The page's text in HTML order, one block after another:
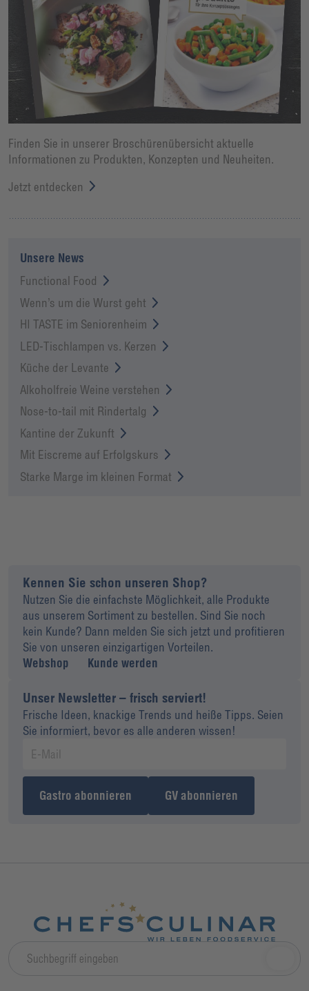
Finden Sie in unserer Broschürenübersicht aktuelle
Informationen zu Produkten, Konzepten und Neuheiten.
Jetzt entdecken
Unsere News
Functional Food
Wenn’s um die Wurst geht
HI TASTE im Seniorenheim
LED-Tischlampen vs. Kerzen
Küche der Levante
Alkoholfreie Weine verstehen
Nose-to-tail mit Rindertalg
Kantine der Zukunft
Mit Eiscreme auf Erfolgskurs
Starke Marge im kleinen Format
Kennen Sie schon unseren Shop?
Nutzen Sie die einfachste Möglichkeit, alle Produkte
aus unserem Sortiment zu bestellen. Sind Sie noch
kein Kunde? Dann melden Sie sich jetzt und profitieren
Sie von unseren einzigartigen Vorteilen.
Webshop
Kunde werden
Unser Newsletter – frisch serviert!
Frische Ideen, knackige Trends und heiße Tipps. Seien
Sie informiert, bevor es alle anderen wissen!
Gastro abonnieren GV abonnieren